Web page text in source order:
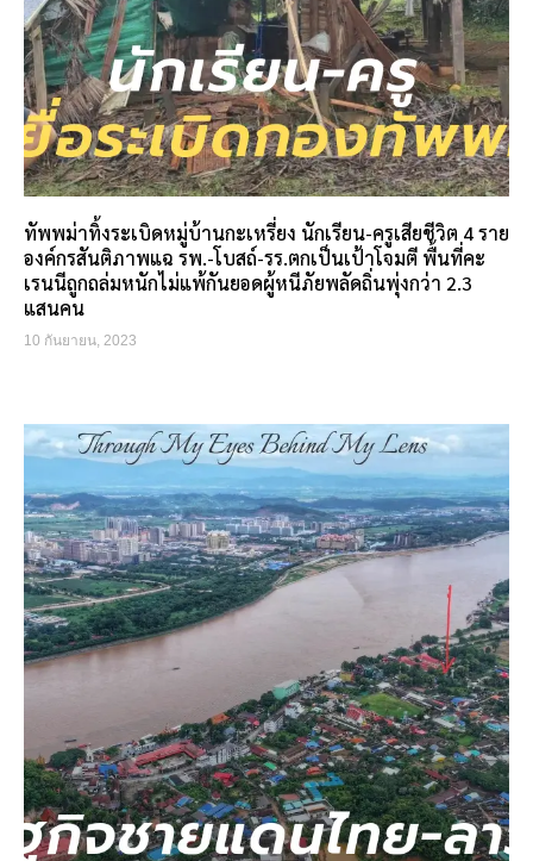
ทัพพม่าทิ้งระเบิดหมู่บ้านกะเหรี่ยง นักเรียน-ครูเสียชีวิต 4 ราย
องค์กรสันติภาพแฉ รพ.-โบสถ์-รร.ตกเป็นเป้าโจมตี พื้นที่คะ
เรนนีถูกถล่มหนักไม่แพ้กันยอดผู้หนีภัยพลัดถิ่นพุ่งกว่า 2.3
แสนคน
10 กันยายน, 2023